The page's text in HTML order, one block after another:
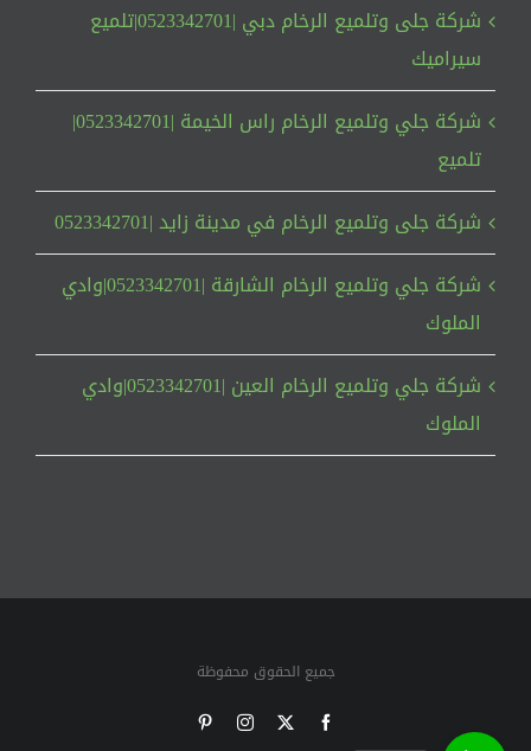
شركة جلى وتلميع الرخام دبي |0523342701|تلميع
سيراميك
شركة جلي وتلميع الرخام راس الخيمة |0523342701|
تلميع
شركة جلى وتلميع الرخام في مدينة زايد |0523342701
شركة جلي وتلميع الرخام الشارقة |0523342701|وادي
الملوك
شركة جلي وتلميع الرخام العين |0523342701|وادي
الملوك
جميع الحقوق محفوظة
Facebook
X
Instagram